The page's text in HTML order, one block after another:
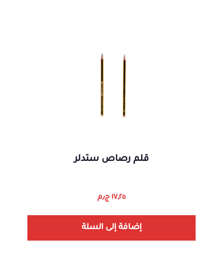
قلم رصاص ستدلر
١٧,٢٥ ج٫م
إضافة إلى السلة